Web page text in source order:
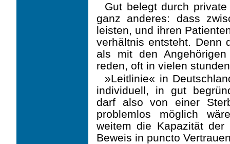
Gut belegt durch
ganz anderes: dass
leisten, und ihren
verhältnis entsteht. Denn
als mit den
reden, oft in vielen
»Leitlinie« in
individuell, in gut
darf also von einer
problemlos möglich
weitem die Kapazität
Beweis in puncto